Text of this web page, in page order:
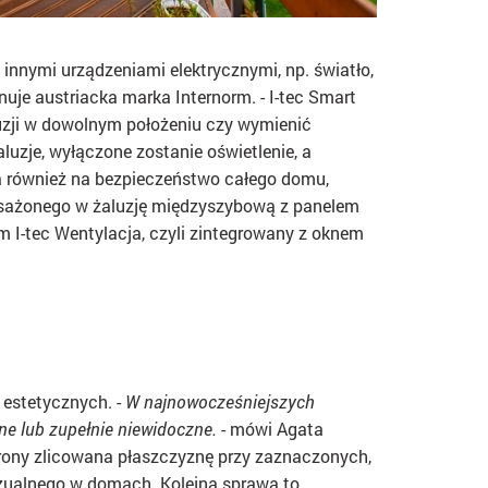
urządzeniami elektrycznymi, np. światło,
austriacka marka Internorm. - I-tec Smart
w dowolnym położeniu czy wymienić
wyłączone zostanie oświetlenie, a
na bezpieczeństwo całego domu,
w żaluzję międzyszybową z panelem
I-tec Wentylacja, czyli zintegrowany z oknem
- W najnowocześniejszych
lub zupełnie niewidoczne. - mówi Agata
zlicowana płaszczyznę przy zaznaczonych,
w domach. Kolejna sprawa to